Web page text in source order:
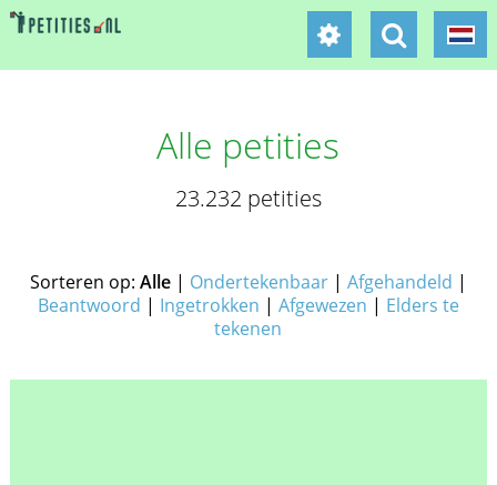
Alle petities
23.232 petities
Sorteren op: Alle| Ondertekenbaar| Afgehandeld |
Beantwoord | Ingetrokken | Afgewezen | Elders te
tekenen